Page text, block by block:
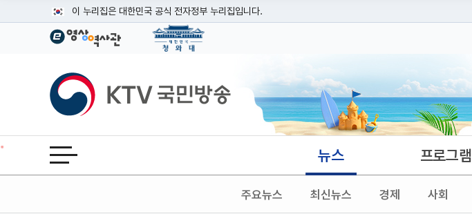
이 누리집은 대한민국 공식 전자정부 누리집입니다.
공식 누리집 주소 확인하기
이밖에 or.kr 또는 .kr등 다른 도메인 주소를 사용하고 있다면 아래 URL에서 도메인 주소를 확인해 보세요
운영중인 공식 누리집보기
KTV국민방송
전체메뉴 열기 뉴스
주요뉴스 최신뉴스 경제 사회
프로그램